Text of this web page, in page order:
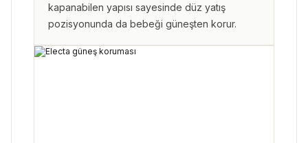
kapanabilen yapısı sayesinde düz yatış
pozisyonunda da bebeği güneşten korur.